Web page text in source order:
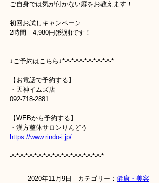
ご自身では気が付かない癖をお教えます！
初回お試しキャンペーン
2時間 4,980円(税別)です！
↓ご予約はこちら↓*-*-*-*-*-*-*-*-*-*-*-*
【お電話で予約する】
・天神イムズ店
092-718-2881
【WEBから予約する】
・漢方整体サロンりんどう
https://www.rindo-i.jp/
-*-*-*-*-*-*-*-*-*-*-*-*-*-*-*-*-*-*-*-*-*
2020年11月9日 カテゴリー： 健康・美容